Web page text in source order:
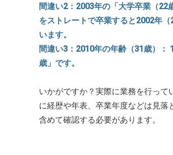
間違い2：2003年の「大学卒業（
をストレートで卒業すると2002年
います。
間違い3：2010年の年齢（31歳）
歳」です。
いかがですか？実際に業務を行っ
に経歴や年表、卒業年度などは見
含めて確認する必要があります。